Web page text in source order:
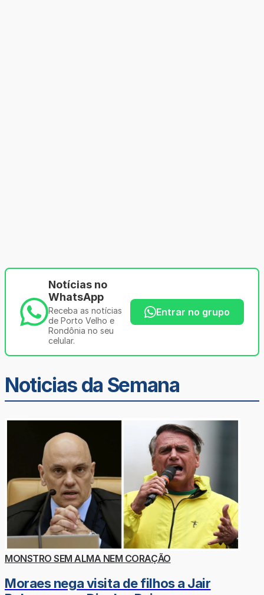
Notícias no
WhatsApp
Receba as notícias
de Porto Velho e
Rondônia no seu
celular.
Entrar no grupo
Noticias da Semana
MONSTRO SEM ALMA NEM CORAÇÃO
Moraes nega visita de filhos a Jair